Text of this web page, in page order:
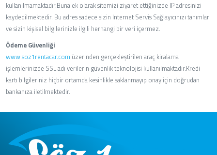
kullanılmamaktadır.Buna ek olarak sitemizi ziyaret ettiğinizde IP adresinizi
kaydedilmektedir. Bu adres sadece sizin Internet Servis Sağlayıcınızı tanımlar
ve sizin kişisel bilgilerinizle ilgili herhangi bir veri içermez.
Ödeme Güvenliği
www.soz1rentacar.com üzerinden gerçekleştirilen araç kiralama
işlemlerinizde SSL adı verilerin güvenlik teknolojisi kullanılmaktadır.Kredi
kartı bilgileriniz hiçbir ortamda kesinlikle saklanmayıp onay için doğrudan
bankanıza iletilmektedir.